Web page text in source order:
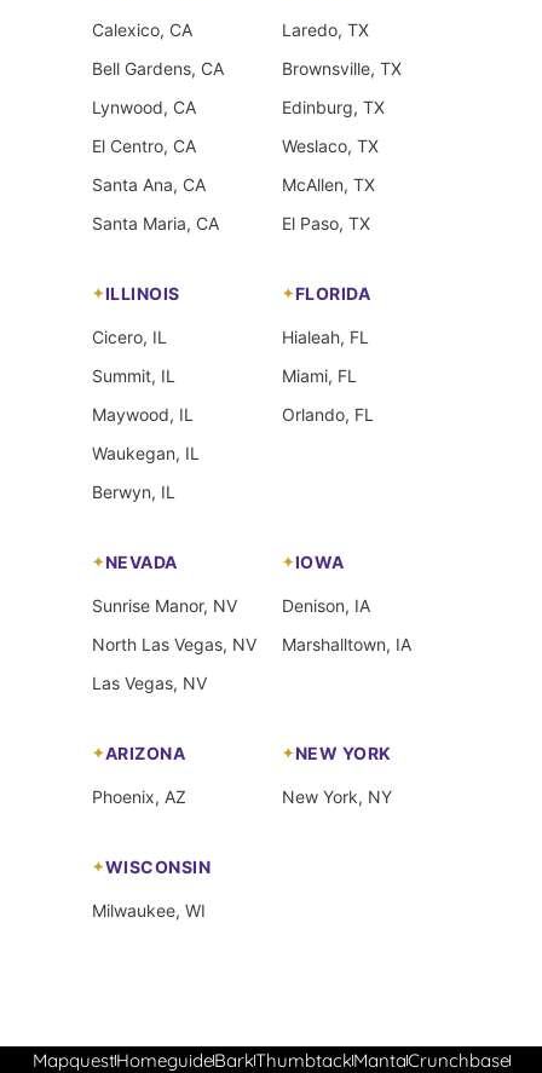
Calexico, CA
Bell Gardens, CA
Lynwood, CA
El Centro, CA
Santa Ana, CA
Santa Maria, CA
Laredo, TX
Brownsville, TX
Edinburg, TX
Weslaco, TX
McAllen, TX
El Paso, TX
ILLINOIS
Cicero, IL
Summit, IL
Maywood, IL
Waukegan, IL
Berwyn, IL
FLORIDA
Hialeah, FL
Miami, FL
Orlando, FL
NEVADA
Sunrise Manor, NV
North Las Vegas, NV
Las Vegas, NV
IOWA
Denison, IA
Marshalltown, IA
ARIZONA
Phoenix, AZ
NEW YORK
New York, NY
WISCONSIN
Milwaukee, WI
MapquestHomeguideBarkThumbtackMantaCrunchbase